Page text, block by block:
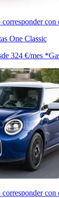
One Classic
324 €/mes *